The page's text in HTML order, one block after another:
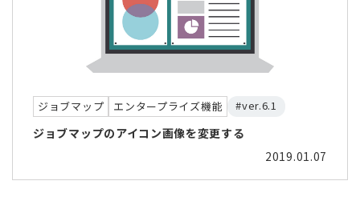
ジョブマップ エンタープライズ機能 #ver.6.1
ジョブマップのアイコン画像を変更する
2019.01.07